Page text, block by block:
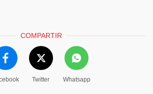
COMPARTIR
Twitter Whatsapp